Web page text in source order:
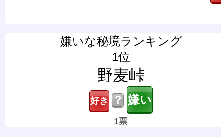
嫌いな秘境ランキング
1位
野麦峠
？
1票